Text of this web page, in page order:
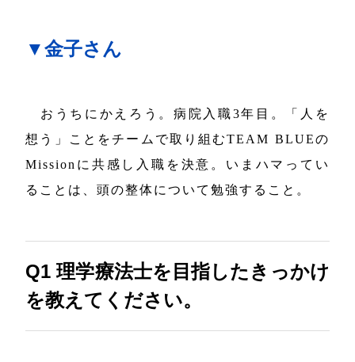
▼金子さん
おうちにかえろう。病院入職3年目。「人を
想う」ことをチームで取り組むTEAM BLUEの
Missionに共感し入職を決意。いまハマってい
ることは、頭の整体について勉強すること。
Q1理学療法士を目指したきっかけ
を教えてください。